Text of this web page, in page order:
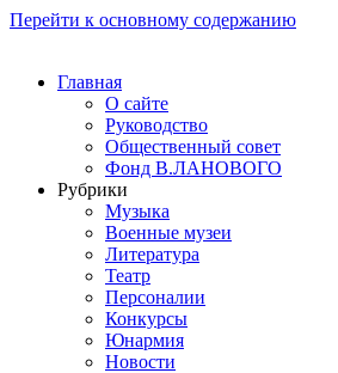
Перейти к основному содержанию
Главная
О сайте
Руководство
Общественный совет
Фонд В.ЛАНОВОГО
Рубрики
Музыка
Военные музеи
Литература
Театр
Персоналии
Конкурсы
Юнармия
Новости